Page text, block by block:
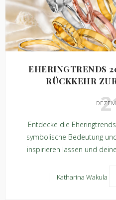
EHERINGTRENDS
RÜCKKEHR
Entdecke die
symbolische Bedeutung
inspirieren lassen und
Katharina Wakula